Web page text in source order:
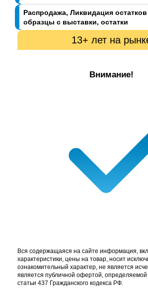
Распродажа, Ликвидация
образцы с выставки, остатки
13+ лет на
Внимание!
Вся содержащаяся на сайте информация,
характеристики, цены на товар, носит
ознакомительный характер, не является
является публичной офертой,
статьи 437 Гражданского кодекса РФ.